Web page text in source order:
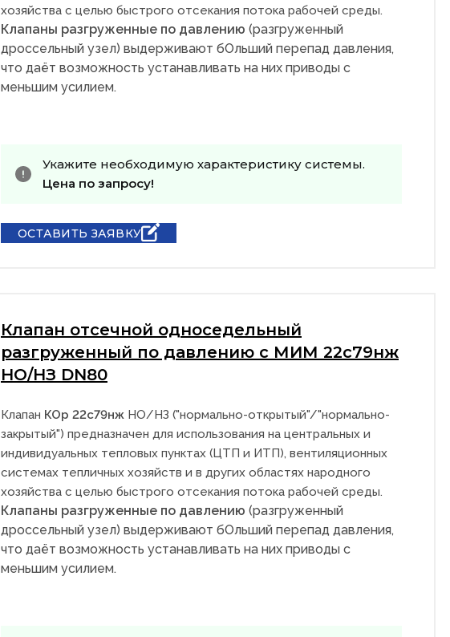
хозяйства с целью быстрого отсекания потока рабочей среды.
Клапаны разгруженные по давлению (разгруженный
дроссельный узел) выдерживают бОльший перепад давления,
что даёт возможность устанавливать на них приводы с
меньшим усилием.
Укажите необходимую характеристику системы.
Цена по запросу!
ОСТАВИТЬ ЗАЯВКУ
Клапан отсечной односедельный
разгруженный по давлению с МИМ 22с79нж
НО/НЗ DN80
Клапан КОр 22с79нж НО/НЗ ("нормально-открытый"/"нормально-
закрытый") предназначен для использования на центральных и
индивидуальных тепловых пунктах (ЦТП и ИТП), вентиляционных
системах тепличных хозяйств и в других областях народного
хозяйства с целью быстрого отсекания потока рабочей среды.
Клапаны разгруженные по давлению (разгруженный
дроссельный узел) выдерживают бОльший перепад давления,
что даёт возможность устанавливать на них приводы с
меньшим усилием.